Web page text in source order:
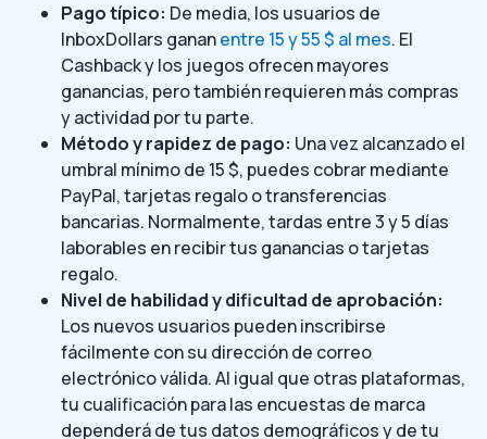
Pago típico: De media, los usuarios de
InboxDollars gananentre 15 y 55 $ al mes. El
Cashback y los juegos ofrecen mayores
ganancias, pero también requieren más compras
y actividad por tu parte.
Método y rapidez de pago: Una vez alcanzado el
umbral mínimo de 15 $, puedes cobrar mediante
PayPal, tarjetas regalo o transferencias
bancarias. Normalmente, tardas entre 3 y 5 días
laborables en recibir tus ganancias o tarjetas
regalo.
Nivel de habilidad y dificultad de aprobación:
Los nuevos usuarios pueden inscribirse
fácilmente con su dirección de correo
electrónico válida. Al igual que otras plataformas,
tu cualificación para las encuestas de marca
dependerá de tus datos demográficos y de tu